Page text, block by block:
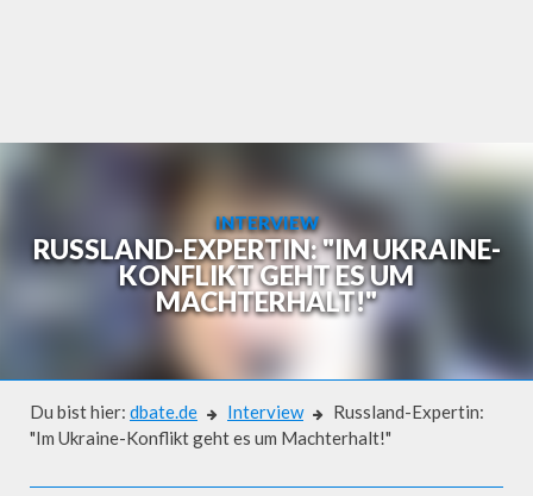
INTERVIEW
RUSSLAND-EXPERTIN: "IM UKRAINE-
KONFLIKT GEHT ES UM
MACHTERHALT!"
Du bist hier: dbate.de Interview
Russland-Expertin:
"Im Ukraine-Konflikt geht es um Machterhalt!"